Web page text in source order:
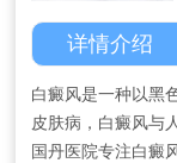
详情介绍
白癜风是一种以黑
皮肤病，白癜风与
国丹医院专注白癜